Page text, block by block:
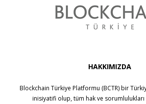
HAKKIMIZDA
Blockchain Türkiye Platformu (BCTR) bir
inisiyatifi olup, tüm hak ve sorumlulukları